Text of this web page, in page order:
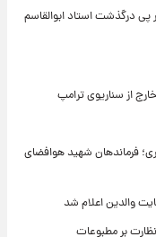
پی درگذشت استاد ابوالقاسم
از سناریوی ترامپ
فرماندهان شهید هوافضای
والدین اعلام شد
بر مطبوعات